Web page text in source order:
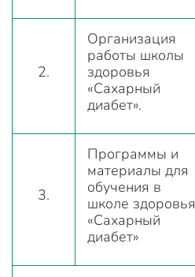
2.
Организация
работы школы
здоровья
«Сахарный
диабет».
3.
Программы и
материалы для
обучения в
школе здоровья
«Сахарный
диабет»